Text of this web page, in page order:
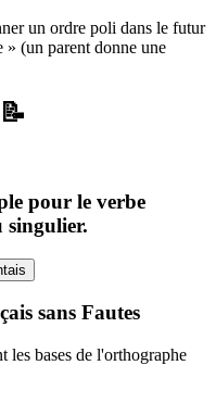
un ordre poli dans le futur
» (un parent donne une
pour le verbe
singulier.
sans Fautes
les bases de l'orthographe